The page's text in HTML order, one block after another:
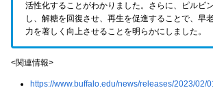
活性化することがわかりました。さらに、ピルビ
し、解糖を回復させ、再生を促進することで、早
力を著しく向上させることを明らかにしました。
<関連情報>
https://www.buffalo.edu/news/releases/2023/02/